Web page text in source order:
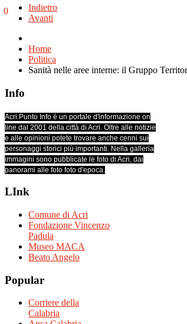
0
Indietro
Avanti
Home
Politica
Sanità nelle aree interne: il Gruppo
Info
Acri Punto Info è un portale d'informazione on
line dal 2001 della città di Acri. Oltre alle notizie
e alle opinioni potete trovare anche cenni sui
personaggi storici più importanti. Nella galleria
immagini sono pubblicate le foto di Acri, dai
panorami alle foto foto d'epoca.
LInk
Comune di Acri
Fondazione Vincenzo
Padula
Museo MACA
Beato Angelo
Popular
Corriere della
Calabria